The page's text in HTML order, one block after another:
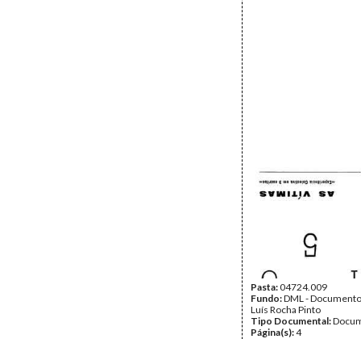
Pasta:04724.009
Fundo:DML -
Luís Rocha Pinto
Tipo Documental:
Página(s):4